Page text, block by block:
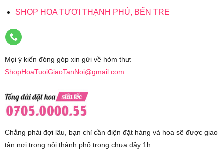
SHOP HOA TƯƠI THẠNH PHÚ, BẾN TRE
Mọi ý kiến đóng góp xin gửi về hòm thư:
ShopHoaTuoiGiaoTanNoi@gmail.com
Chẳng phải đợi lâu, bạn chỉ cần điện đặt hàng và hoa sẽ được giao
tận nơi trong nội thành phố trong chưa đầy 1h.